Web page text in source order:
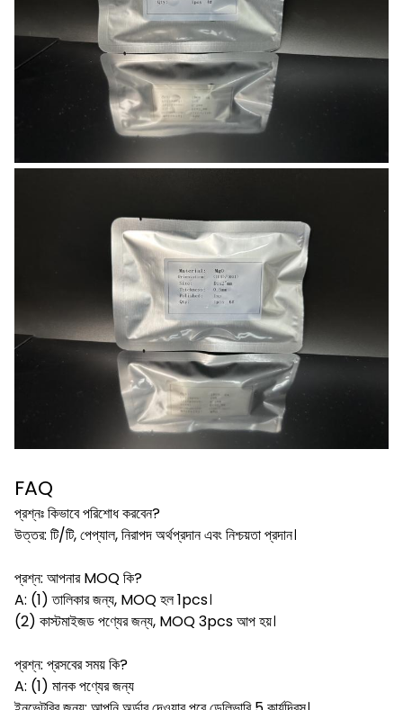
FAQ
প্রশ্নঃ কিভাবে পরিশোধ করবেন?
উত্তর: টি/টি, পেপ্যাল, নিরাপদ অর্থপ্রদান এবং নিশ্চয়তা প্রদান।
প্রশ্ন: আপনার MOQ কি?
A: (1) তালিকার জন্য, MOQ হল 1pcs।
(2) কাস্টমাইজড পণ্যের জন্য, MOQ 3pcs আপ হয়।
প্রশ্ন: প্রসবের সময় কি?
A: (1) মানক পণ্যের জন্য